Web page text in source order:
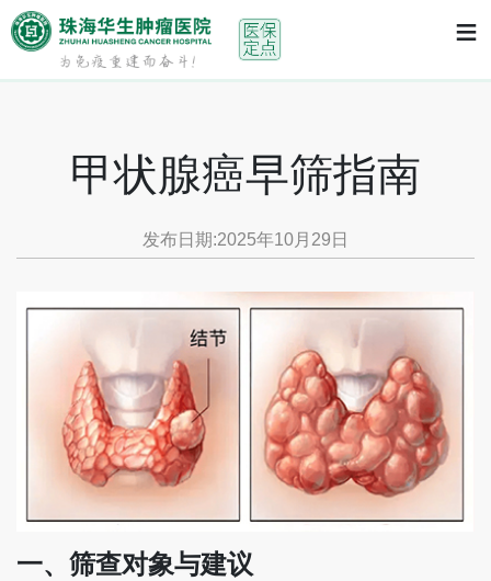
≡
首页 > 体检早筛> 甲状腺癌早筛指南
甲状腺癌早筛指南
发布日期:2025年10月29日
一、筛查对象与建议